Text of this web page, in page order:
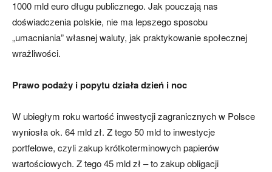
1000 mld euro długu publicznego. Jak pouczają nas
doświadczenia polskie, nie ma lepszego sposobu
„umacniania” własnej waluty, jak praktykowanie społecznej
wrażliwości.
Prawo podaży i popytu działa dzień i noc
W ubiegłym roku wartość inwestycji zagranicznych w Polsce
wyniosła ok. 64 mld zł. Z tego 50 mld to inwestycje
portfelowe, czyli zakup krótkoterminowych papierów
wartościowych. Z tego 45 mld zł – to zakup obligacji